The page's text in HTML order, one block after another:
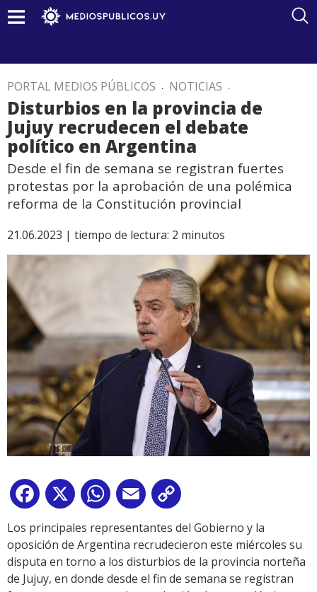
PORTAL MEDIOS PÚBLICOS . NOTICIAS .
Disturbios en la provincia de
Jujuy recrudecen el debate
político en Argentina
Desde el fin de semana se registran fuertes
protestas por la aprobación de una polémica
reforma de la Constitución provincial
21.06.2023 | tiempo de lectura: 2 minutos
Facebook
X WhatsApp
Email
Link
Los principales representantes del Gobierno y la
oposición de Argentina recrudecieron este miércoles su
disputa en torno a los disturbios de la provincia norteña
de Jujuy, en donde desde el fin de semana se registran